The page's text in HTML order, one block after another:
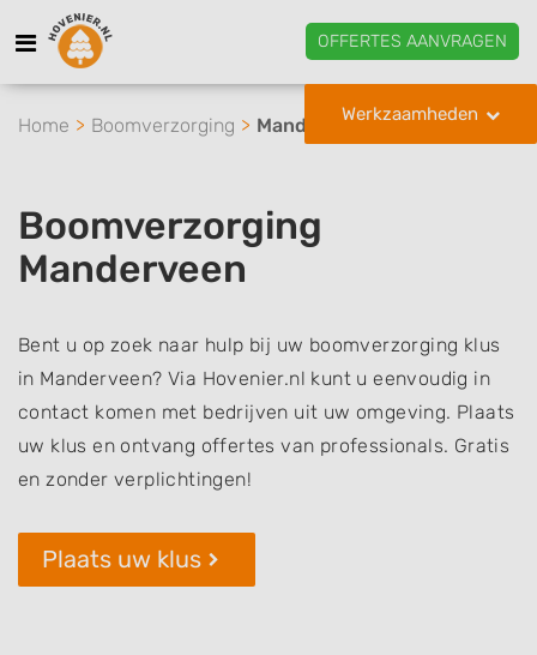
OFFERTES AANVRAGEN
Werkzaamheden
Home Boomverzorging Manderveen
Boomverzorging
Manderveen
Bent u op zoek naar hulp bij uw boomverzorging klus
in Manderveen? Via Hovenier.nl kunt u eenvoudig in
contact komen met bedrijven uit uw omgeving. Plaats
uw klus en ontvang offertes van professionals. Gratis
en zonder verplichtingen!
Plaats uw klus